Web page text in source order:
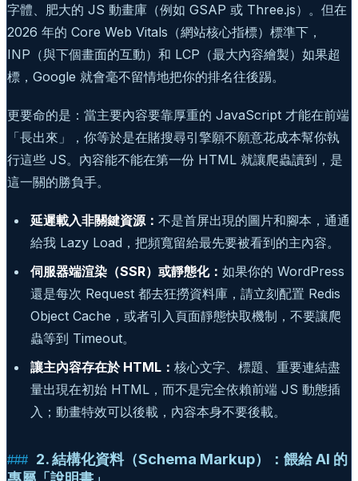
字體、肥大的 JS 動畫庫（例如 GSAP 或 Three.js）。但在
2026 年的 Core Web Vitals（網站核心指標）標準下，
INP（與下個畫面的互動）和 LCP（最大內容繪製）如果超
標，Google 就會毫不留情地把你的排名往後踢。
更要命的是：當主要內容要靠厚重的 JavaScript 才能在前端
「長出來」，你等於是在賭搜尋引擎願不願意花成本幫你執
行這些 JS。內容能不能在第一份 HTML 就讓爬蟲讀到，是
這一關的勝負手。
延遲載入非關鍵資源： 不是首屏出現的圖片和腳本，通通
給我 Lazy Load，把頻寬留給最先要被看到的主內容。
伺服器端渲染（SSR）或靜態化： 如果你的 WordPress
還是每次 Request 都去狂撈資料庫，請立刻配置 Redis
Object Cache，或者引入頁面靜態快取機制，不要讓爬
蟲等到 Timeout。
讓主內容存在於 HTML： 核心文字、標題、重要連結盡
量出現在初始 HTML，而不是完全依賴前端 JS 動態插
入；動畫特效可以後載，內容本身不要後載。
2. 結構化資料（Schema Markup）：餵給 AI 的